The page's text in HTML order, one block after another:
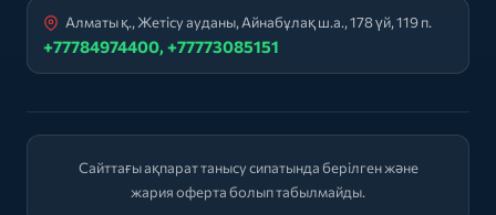
Алматы қ., Жетісу ауданы, Айнабұлақ ш.а., 178 үй, 119 п.
+77784974400, +77773085151
Сайттағы ақпарат танысу сипатында берілген және
жария оферта болып табылмайды.